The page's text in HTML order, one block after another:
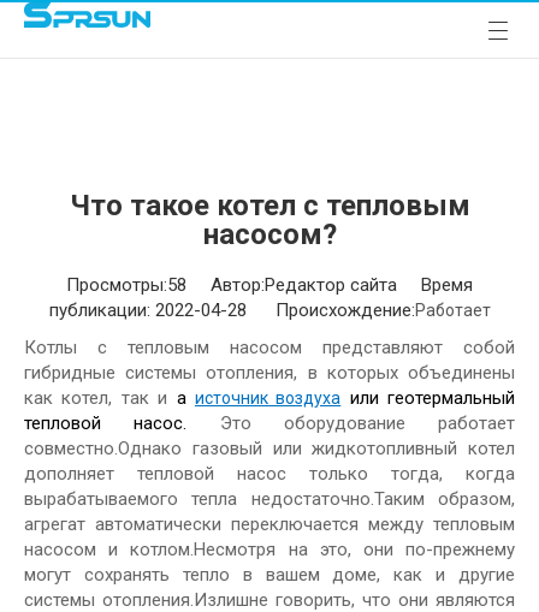
Что такое котел с тепловым
насосом?
Просмотры:58 Автор:Pедактор сайта Время
публикации: 2022-04-28 Происхождение:Работает
Котлы с тепловым насосом представляют собой
гибридные системы отопления, в которых объединены
как котел, так и а источник воздуха или геотермальный
тепловой насос. Это оборудование работает
совместно.Однако газовый или жидкотопливный котел
дополняет тепловой насос только тогда, когда
вырабатываемого тепла недостаточно.Таким образом,
агрегат автоматически переключается между тепловым
насосом и котлом.Несмотря на это, они по-прежнему
могут сохранять тепло в вашем доме, как и другие
системы отопления.Излишне говорить, что они являются